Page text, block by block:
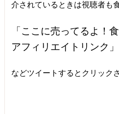
介されているときは視聴者も
「ここに売ってるよ
アフィリエイトリンク」
などツイートするとクリック